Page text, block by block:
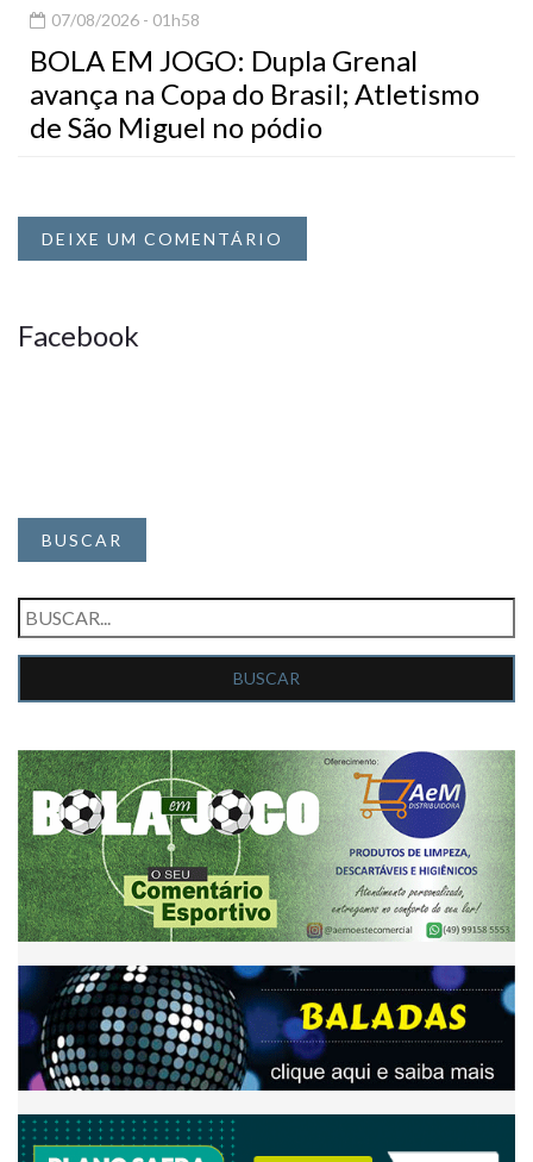
07/08/2026 - 01h58
BOLA EM JOGO: Dupla Grenal
avança na Copa do Brasil; Atletismo
de São Miguel no pódio
DEIXE UM COMENTÁRIO
Facebook
BUSCAR